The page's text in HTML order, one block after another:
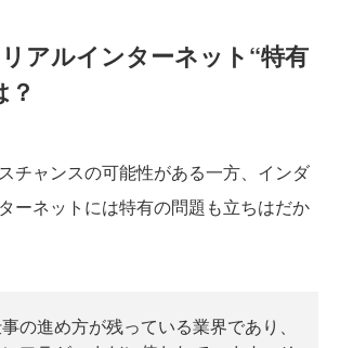
アルインターネット“特有
チャンスの可能性がある一方、インダ
ーネットには特有の問題も立ちはだか
の進め方が残っている業界であり、